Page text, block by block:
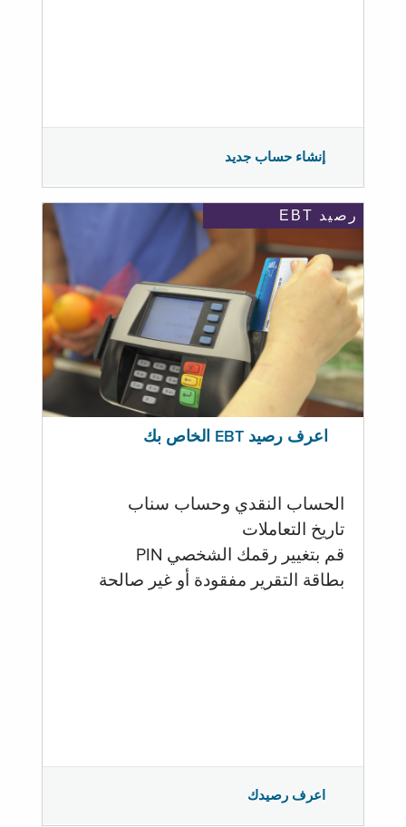
إنشاء حساب جديد
رصيد EBT
اعرف رصيد EBT الخاص بك
الحساب النقدي وحساب سناب
تاريخ التعاملات
قم بتغيير رقمك الشخصي PIN
بطاقة التقرير مفقودة أو غير صالحة
اعرف رصيدك